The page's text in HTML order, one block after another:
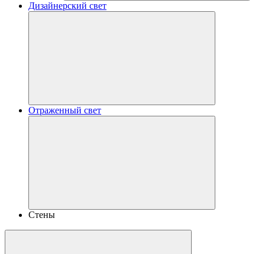
Дизайнерский свет
Отраженный свет
Стены